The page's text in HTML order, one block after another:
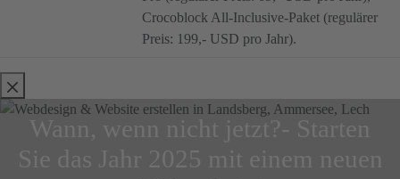
Crocoblock All-Inclusive-Paket (regulärer
Preis: 199,- USD pro Jahr).